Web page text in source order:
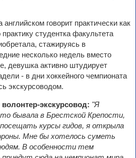
говорит практически как
студентка факультета
стажируясь в
несколько недель вместо
девушка активно штудирует
- в дни хоккейного чемпионата
экскурсоводом.
экскурсовод: "Я
бывала в Брестской Крепости,
курсы гидов, я открыла
Мне бы хотелось суметь
В особенности тем